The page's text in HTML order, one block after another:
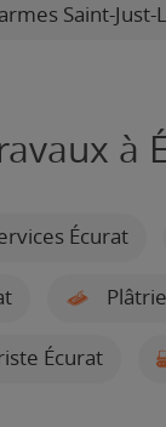
Saint-Just-
à
Écurat
Écurat